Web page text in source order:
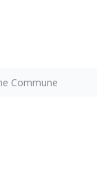
Commune